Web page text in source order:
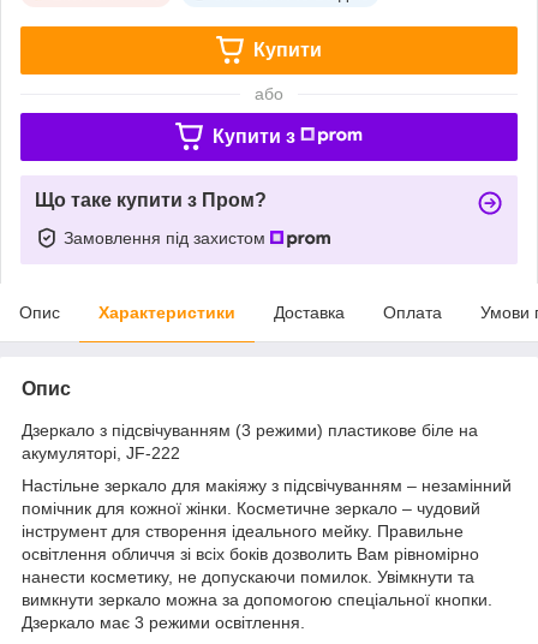
Купити
або
Купити з
Що таке купити з Пром?
Замовлення під захистом
Опис Характеристики Доставка Оплата Умови
Опис
Дзеркало з підсвічуванням (3 режими) пластикове біле на
акумуляторі, JF-222
Настільне зеркало для макіяжу з підсвічуванням – незамінний
помічник для кожної жінки. Косметичне зеркало – чудовий
інструмент для створення ідеального мейку. Правильне
освітлення обличчя зі всіх боків дозволить Вам рівномірно
нанести косметику, не допускаючи помилок. Увімкнути та
вимкнути зеркало можна за допомогою спеціальної кнопки.
Дзеркало має 3 режими освітлення.